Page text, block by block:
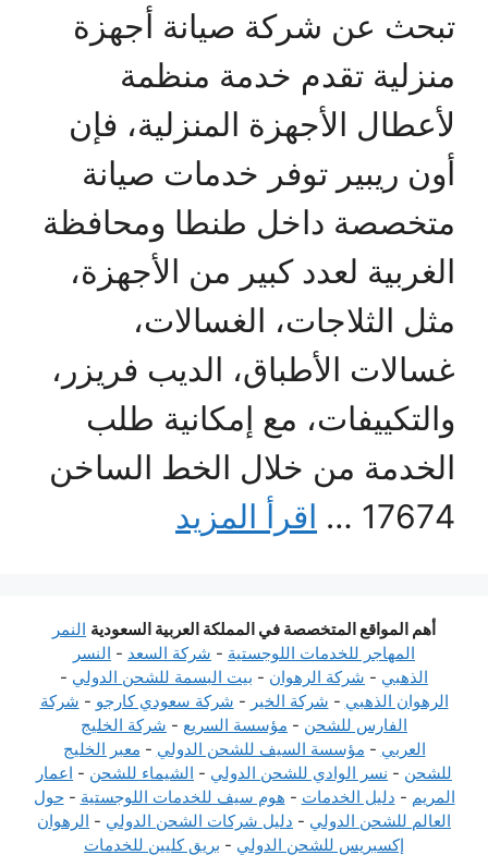
تبحث عن شركة صيانة أجهزة
منزلية تقدم خدمة منظمة
لأعطال الأجهزة المنزلية، فإن
أون ريبير توفر خدمات صيانة
متخصصة داخل طنطا ومحافظة
الغربية لعدد كبير من الأجهزة،
مثل الثلاجات، الغسالات،
غسالات الأطباق، الديب فريزر،
والتكييفات، مع إمكانية طلب
الخدمة من خلال الخط الساخن
17674 …
اقرأ المزيد
أهم المواقع المتخصصة في المملكة العربية السعودية النمر
المهاجر للخدمات اللوجستية - شركة السعد - النسر
الذهبي - شركة الرهوان - بيت البسمة للشحن الدولي -
الرهوان الذهبي - شركة الخير - شركة سعودي كارجو - شركة
الفارس للشحن - مؤسسة السريع - شركة الخليج
العربي - مؤسسة السيف للشحن الدولي - معبر الخليج
للشحن - نسر الوادي للشحن الدولي - الشيماء للشحن - اعمار
المريم - دليل الخدمات - هوم سيف للخدمات اللوجستية -حول
العالم للشحن الدولي - دليل شركات الشحن الدولي - الرهوان
إكسبريس للشحن الدولي - بريق كليين للخدمات